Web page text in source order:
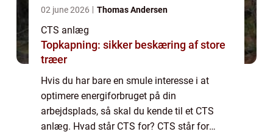
02 june 2026 Thomas Andersen
CTS anlæg
Topkapning: sikker beskæring af store
træer
Hvis du har bare en smule interesse i at
optimere energiforbruget på din
arbejdsplads, så skal du kende til et CTS
anlæg. Hvad står CTS for? CTS står for